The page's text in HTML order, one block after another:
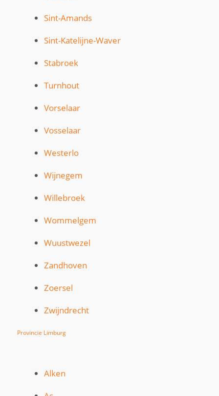
Sint-Amands
Sint-Katelijne-Waver
Stabroek
Turnhout
Vorselaar
Vosselaar
Westerlo
Wijnegem
Willebroek
Wommelgem
Wuustwezel
Zandhoven
Zoersel
Zwijndrecht
Provincie Limburg
Alken